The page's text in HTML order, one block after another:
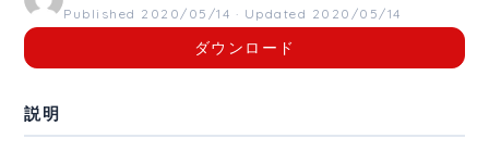
Published 2020/05/14 · Updated 2020/05/14
ダウンロード
説明